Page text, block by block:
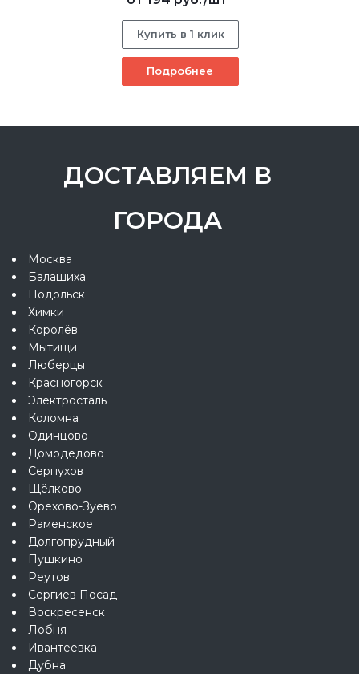
Купить в 1 клик
Подробнее
ДОСТАВЛЯЕМ В
ГОРОДА
Москва
Балашиха
Подольск
Химки
Королёв
Мытищи
Люберцы
Красногорск
Электросталь
Коломна
Одинцово
Домодедово
Серпухов
Щёлково
Орехово-Зуево
Раменское
Долгопрудный
Пушкино
Реутов
Сергиев Посад
Воскресенск
Лобня
Ивантеевка
Дубна